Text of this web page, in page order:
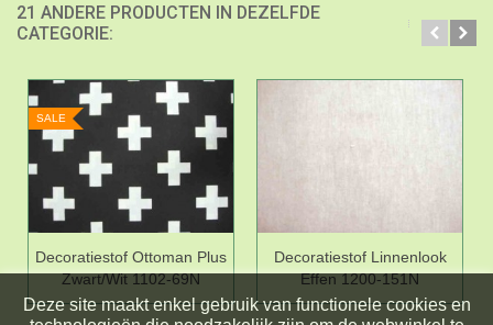
21 ANDERE PRODUCTEN IN DEZELFDE
CATEGORIE:
SALE
Decoratiestof Ottoman Plus
Zwart/Wit 1102-69N
Decoratiestof Linnenlook
Effen 1200-151N
Deze site maakt enkel gebruik van functionele cookies en